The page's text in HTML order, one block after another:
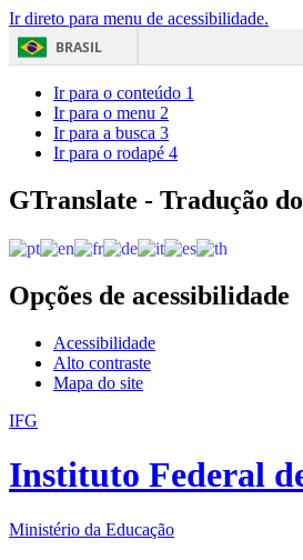
Ir direto para menu de acessibilidade.
BRASIL
Ir para o conteúdo 1
Ir para o menu 2
Ir para a busca 3
Ir para o rodapé 4
GTranslate - Tradução
Opções de acessibilidade
Acessibilidade
Alto contraste
Mapa do site
IFG
Instituto Federal
Ministério da Educação